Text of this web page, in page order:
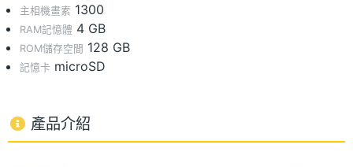
主相機畫素 1300
RAM記憶體 4 GB
ROM儲存空間 128 GB
記憶卡 microSD
產品介紹